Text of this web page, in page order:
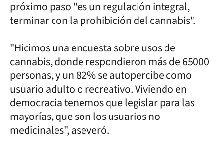
próximo paso "es un regulación integral,
terminar con la prohibición del cannabis".
"Hicimos una encuesta sobre usos de
cannabis, donde respondieron más de 65000
personas, y un 82% se autopercibe como
usuario adulto o recreativo. Viviendo en
democracia tenemos que legislar para las
mayorías, que son los usuarios no
medicinales", aseveró.